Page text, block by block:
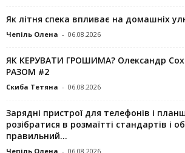
Як літня спека впливає на домашніх
Чепіль Олена - 06.08.2026
ЯК КЕРУВАТИ ГРОШИМА? Олександр
РАЗОМ #2
Скиба Тетяна - 06.08.2026
Зарядні пристрої для телефонів і
розібратися в розмаїтті стандартів і
правильний...
Чепіль Олена - 06.08.2026